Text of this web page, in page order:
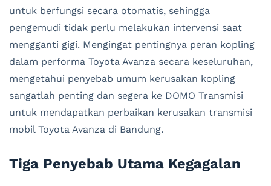
untuk berfungsi secara otomatis, sehingga
pengemudi tidak perlu melakukan intervensi saat
mengganti gigi. Mengingat pentingnya peran kopling
dalam performa Toyota Avanza secara keseluruhan,
mengetahui penyebab umum kerusakan kopling
sangatlah penting dan segera ke DOMO Transmisi
untuk mendapatkan perbaikan kerusakan transmisi
mobil Toyota Avanza di Bandung.
Tiga Penyebab Utama Kegagalan